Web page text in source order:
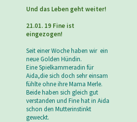
Und das Leben geht weiter!
21.01. 19 Fine ist
eingezogen!
Seit einer Woche haben wir ein
neue Golden Hündin.
Eine Spielkammeradin für
Aida,die sich doch sehr einsam
fühlte ohne ihre Mama Merle.
Beide haben sich gleich gut
verstanden und Fine hat in Aida
schon den Mutterinstinkt
geweckt.